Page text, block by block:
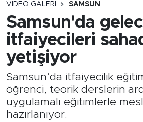
VIDEO GALERI SAMSUN
Samsun'da
itfaiyecileri
yetişiyor
Samsun’da itfaiyecilik
öğrenci, teorik derslerin
uygulamalı eğitimlerle
hazırlanıyor.
Süper Lig Puan Durumu ve
Tüm Manşetler
Son Dakika Haberleri
Haber Arşivi